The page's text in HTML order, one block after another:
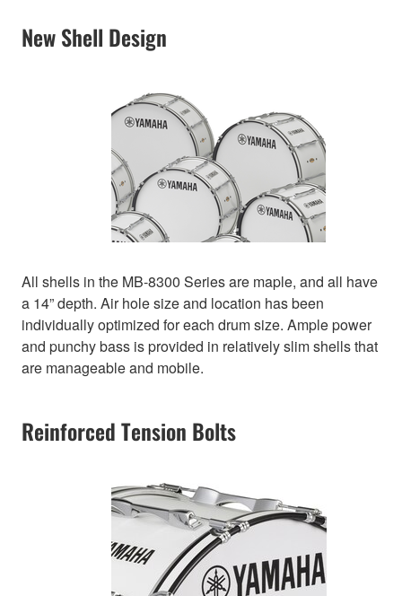
New Shell Design
All shells in the MB-8300 Series are maple, and all have
a 14” depth. Air hole size and location has been
individually optimized for each drum size. Ample power
and punchy bass is provided in relatively slim shells that
are manageable and mobile.
Reinforced Tension Bolts